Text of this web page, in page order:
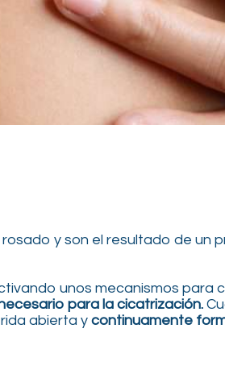
y son el resultado de un
unos mecanismos para
para la cicatrización.
abierta y continuamente